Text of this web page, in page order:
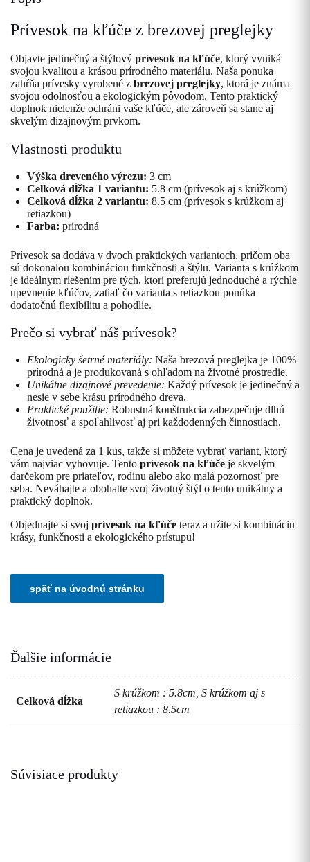
Prívesok na kľúče z brezovej preglejky
Objavte jedinečný a štýlový prívesok na kľúče, ktorý vyniká
svojou kvalitou a krásou prírodného materiálu. Naša ponuka
zahŕňa prívesky vyrobené z brezovej preglejky, ktorá je známa
svojou odolnosťou a ekologickým pôvodom. Tento praktický
doplnok nielenže ochráni vaše kľúče, ale zároveň sa stane aj
skvelým dizajnovým prvkom.
Vlastnosti produktu
Výška dreveného výrezu: 3 cm
Celková dĺžka 1 variantu: 5.8 cm (prívesok aj s krúžkom)
Celková dĺžka 2 variantu: 8.5 cm (prívesok s krúžkom aj
retiazkou)
Farba: prírodná
Prívesok sa dodáva v dvoch praktických variantoch, pričom oba
sú dokonalou kombináciou funkčnosti a štýlu. Varianta s krúžkom
je ideálnym riešením pre tých, ktorí preferujú jednoduché a rýchle
upevnenie kľúčov, zatiaľ čo varianta s retiazkou ponúka
dodatočnú flexibilitu a pohodlie.
Prečo si vybrať náš prívesok?
Ekologicky šetrné materiály: Naša brezová preglejka je 100%
prírodná a je produkovaná s ohľadom na životné prostredie.
Unikátne dizajnové prevedenie: Každý prívesok je jedinečný a
nesie v sebe krásu prírodného dreva.
Praktické použitie: Robustná konštrukcia zabezpečuje dlhú
životnosť a spoľahlivosť aj pri každodenných činnostiach.
Cena je uvedená za 1 kus, takže si môžete vybrať variant, ktorý
vám najviac vyhovuje. Tento prívesok na kľúče je skvelým
darčekom pre priateľov, rodinu alebo ako malá pozornosť pre
seba. Neváhajte a obohatte svoj životný štýl o tento unikátny a
praktický doplnok.
Objednajte si svoj prívesok na kľúče teraz a užite si kombináciu
krásy, funkčnosti a ekologického prístupu!
Ďalšie informácie
Celková dĺžka
S krúžkom : 5.8cm, S krúžkom aj s
retiazkou : 8.5cm
Súvisiace produkty